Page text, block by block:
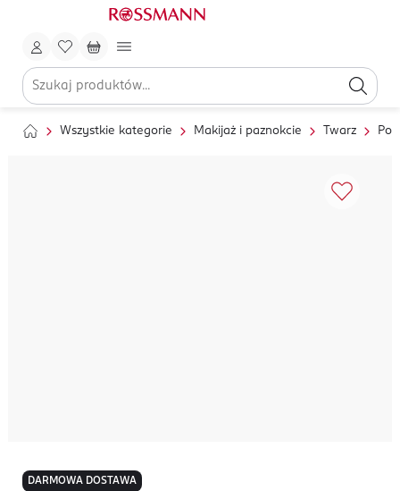
Wszystkie kategorie Makijaż i paznokcie Twarz
DARMOWA DOSTAWA